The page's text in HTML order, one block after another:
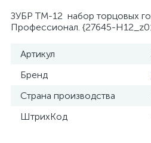
ЗУБР ТМ-12 набор торцовых
Профессионал. {27645-
Артикул
Бренд
Страна производства
ШтрихКод